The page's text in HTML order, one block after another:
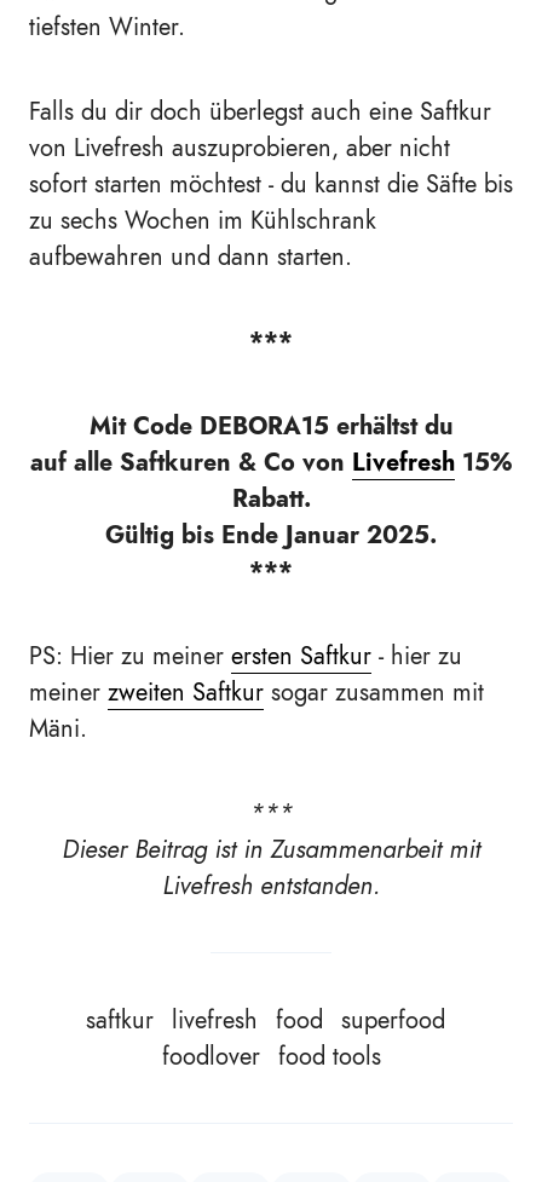
tiefsten Winter.
Falls du dir doch überlegst auch eine Saftkur
von Livefresh auszuprobieren, aber nicht
sofort starten möchtest - du kannst die Säfte bis
zu sechs Wochen im Kühlschrank
aufbewahren und dann starten.
***
Mit Code DEBORA15 erhältst du
auf alle Saftkuren & Co von Livefresh 15%
Rabatt.
Gültig bis Ende Januar 2025.
***
PS: Hier zu meiner ersten Saftkur - hier zu
meiner zweiten Saftkur sogar zusammen mit
Mäni.
***
Dieser Beitrag ist in Zusammenarbeit mit
Livefresh entstanden.
saftkur livefresh food superfood
foodlover food tools